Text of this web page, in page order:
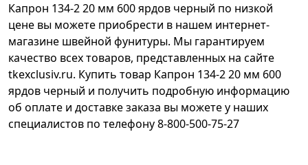
Капрон 134-2 20 мм 600 ярдов черный по низкой
цене вы можете приобрести в нашем интернет-
магазине швейной фунитуры. Мы гарантируем
качество всех товаров, представленных на сайте
tkexclusiv.ru. Купить товар Капрон 134-2 20 мм 600
ярдов черный и получить подробную информацию
об оплате и доставке заказа вы можете у наших
специалистов по телефону 8-800-500-75-27